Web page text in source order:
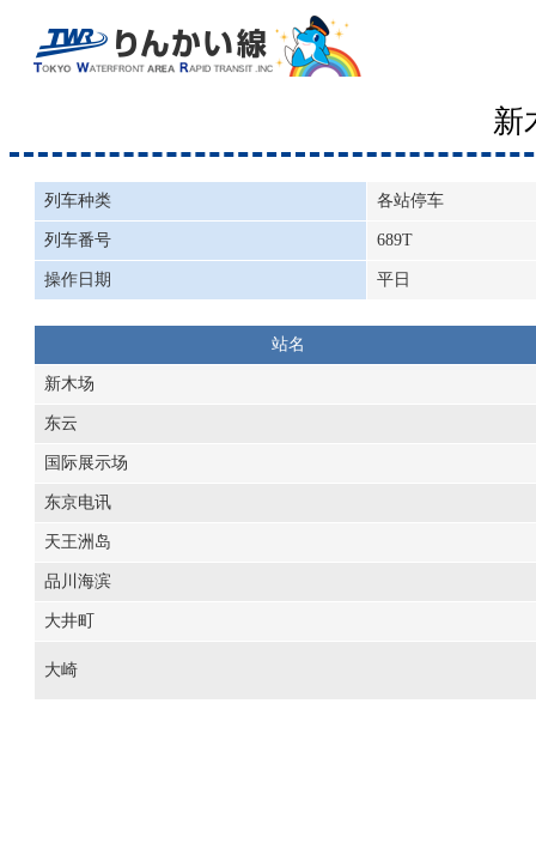
新
列车种类 各站停车
列车番号 689T
操作日期 平日
站名
新木场
东云
国际展示场
东京电讯
天王洲岛
品川海滨
大井町
大崎